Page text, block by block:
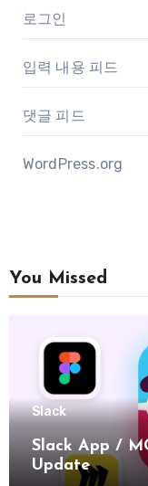
로그인
입력 내용 피드
댓글 피드
WordPress.org
You Missed
Slack
Slack App /
Update